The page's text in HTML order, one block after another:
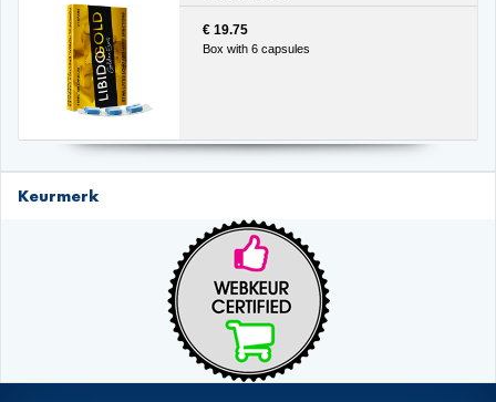
€ 19.75
Box with 6 capsules
Keurmerk